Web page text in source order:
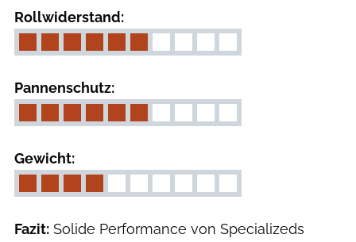
Rollwiderstand:
Pannenschutz:
Gewicht:
Fazit: Solide Performance von Specializeds